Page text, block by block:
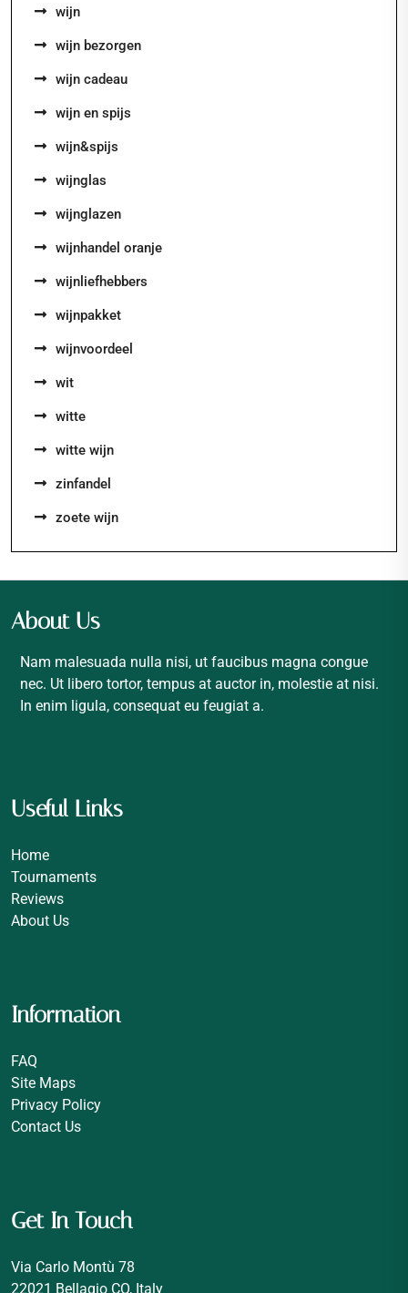
wijn
wijn bezorgen
wijn cadeau
wijn en spijs
wijn&spijs
wijnglas
wijnglazen
wijnhandel oranje
wijnliefhebbers
wijnpakket
wijnvoordeel
wit
witte
witte wijn
zinfandel
zoete wijn
About Us
Nam malesuada nulla nisi, ut faucibus magna congue
nec. Ut libero tortor, tempus at auctor in, molestie at nisi.
In enim ligula, consequat eu feugiat a.
Useful Links
Home
Tournaments
Reviews
About Us
Information
FAQ
Site Maps
Privacy Policy
Contact Us
Get In Touch
Via Carlo Montù 78
22021 Bellagio CO, Italy